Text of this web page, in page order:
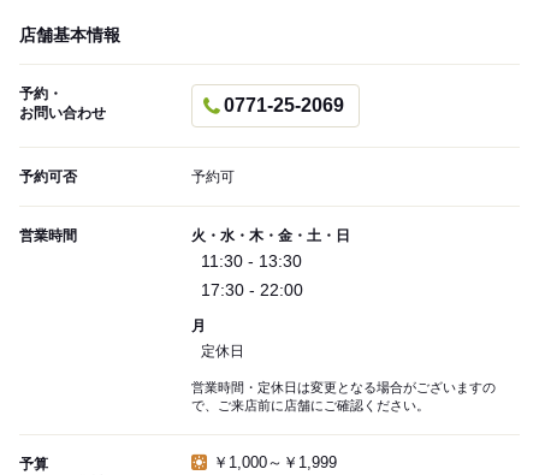
店舗基本情報
予約・
お問い合わせ
0771-25-2069
予約可否 予約可
営業時間 火・水・木・金・土・日
11:30 - 13:30
17:30 - 22:00
月
定休日
営業時間・定休日は変更となる場合がございますの
で、ご来店前に店舗にご確認ください。
予算
￥1,000～￥1,999